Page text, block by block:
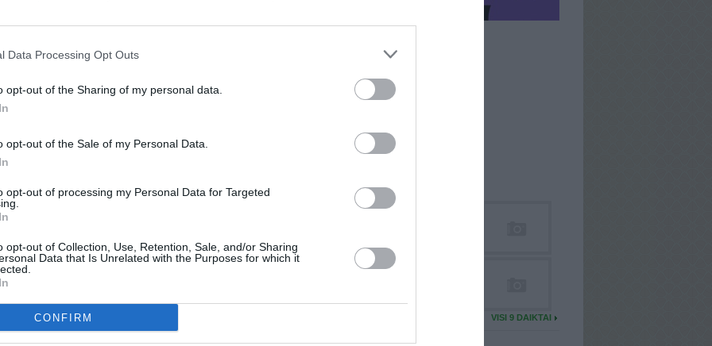
Data Processing Opt Outs
opt-out of the Sharing of my personal data.
opt-out of the Sale of my Personal Data.
opt-out of processing my Personal Data for Targeted
opt-out of Collection, Use, Retention, Sale, and/or Sharing
Data that Is Unrelated with the Purposes for which it
CONFIRM
Vilnius. 8-6O9-97153
3.00 EUR(10,37 LTL)
VISI 9 ŽMONĖS
INOX
ATLIKO MAINŲ
DAUGIAU DAIKTŲ
VISI 9 DAIKTAI